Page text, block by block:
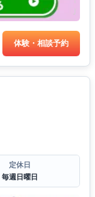
体験・相談予約
定休日
毎週日曜日